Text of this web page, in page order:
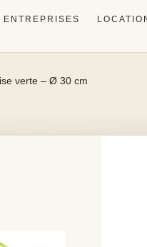
ENTREPRISES
verte – Ø 30 cm